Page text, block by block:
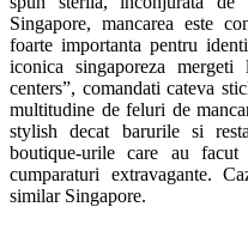
Singapore, mancarea este
foarte importanta pentru
iconica singaporeza
centers”, comandati cateva
multitudine de feluri de
stylish decat barurile si
boutique-urile care au
cumparaturi extravagante.
similar Singapore.